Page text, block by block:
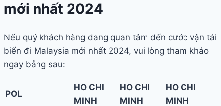
mới nhất 2024
Nếu quý khách hàng đang quan tâm đến cước vận tải
biển đi Malaysia mới nhất 2024, vui lòng tham khảo
ngay bảng sau:
POL
HO CHI
MINH
HO CHI
MINH
HO CHI
MINH